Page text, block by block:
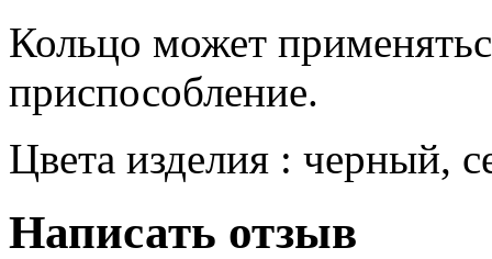
Кольцо может
приспособление.
Цвета изделия : черный,
Написать отзыв